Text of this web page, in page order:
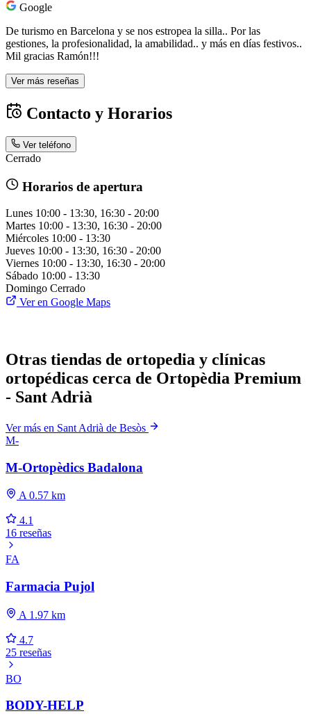
Google
De turismo en Barcelona y se nos estropea la silla.. Por las
gestiones, la profesionalidad, la amabilidad.. y más en días festivos..
Mil gracias Ramón!!!
Ver más reseñas
Contacto y Horarios
Ver teléfono
Cerrado
Horarios de apertura
Lunes 10:00 - 13:30, 16:30 - 20:00
Martes 10:00 - 13:30, 16:30 - 20:00
Miércoles 10:00 - 13:30
Jueves 10:00 - 13:30, 16:30 - 20:00
Viernes 10:00 - 13:30, 16:30 - 20:00
Sábado 10:00 - 13:30
Domingo Cerrado
Ver en Google Maps
Otras tiendas de ortopedia y clínicas
ortopédicas cerca de Ortopèdia Premium
- Sant Adrià
Ver más en Sant Adrià de Besòs
M-
M-Ortopèdics Badalona
A 0.57 km
4.1
16 reseñas
FA
Farmacia Pujol
A 1.97 km
4.7
25 reseñas
BO
BODY-HELP